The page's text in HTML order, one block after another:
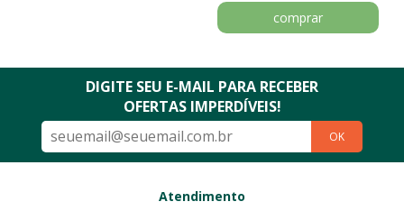
comprar
DIGITE SEU E-MAIL PARA RECEBER
OFERTAS IMPERDÍVEIS!
OK
Atendimento